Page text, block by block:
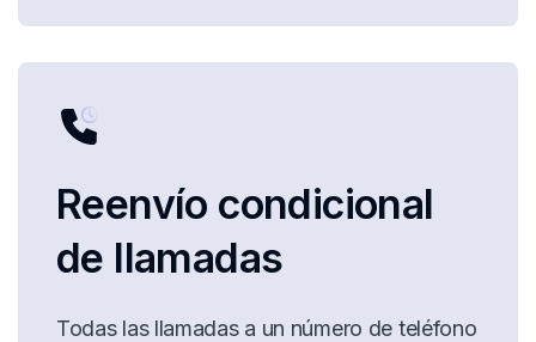
Reenvío condicional
de llamadas
Todas las llamadas a un número de teléfono